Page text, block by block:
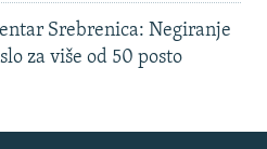
Srebrenica: Negiranje
za više od 50 posto